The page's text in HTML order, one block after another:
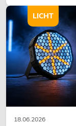
18.06.2026
LICHT